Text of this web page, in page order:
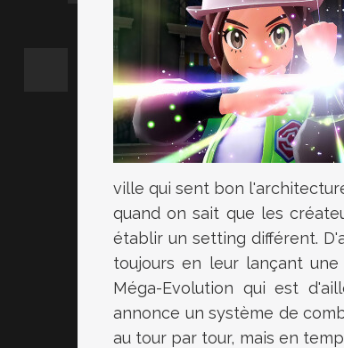
ville qui sent bon
quand on sait que les
établir un setting différent.
toujours en leur lançant
Méga-Evolution qui est
annonce un système de
au tour par tour, mais en